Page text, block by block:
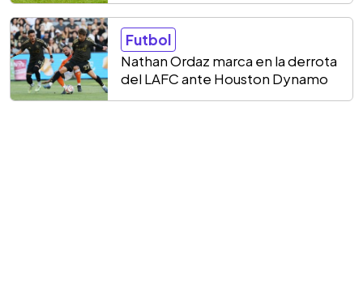
Futbol
Nathan Ordaz marca en la derrota
del LAFC ante Houston Dynamo